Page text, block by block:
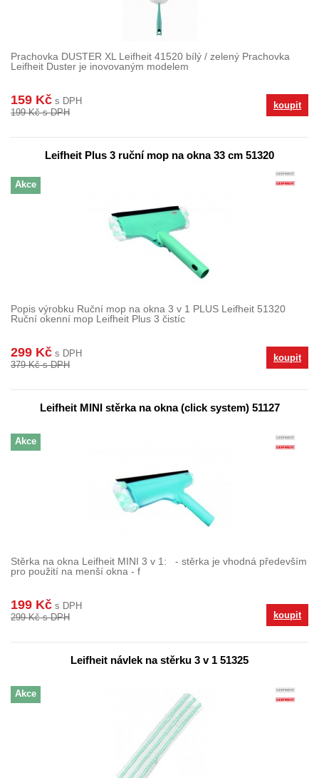
Prachovka DUSTER XL Leifheit 41520 bílý / zelený Prachovka
Leifheit Duster je inovovaným modelem
159 Kč s DPH
199 Kč s DPH
koupit
Akce
Leifheit Plus 3 ruční mop na okna 33 cm 51320
Popis výrobku Ruční mop na okna 3 v 1 PLUS Leifheit 51320
Ruční okenní mop Leifheit Plus 3 čistíc
299 Kč s DPH
379 Kč s DPH
koupit
Akce
Leifheit MINI stěrka na okna (click system) 51127
Stěrka na okna Leifheit MINI 3 v 1: - stěrka je vhodná především
pro použití na menší okna - f
199 Kč s DPH
299 Kč s DPH
koupit
Akce
Leifheit návlek na stěrku 3 v 1 51325